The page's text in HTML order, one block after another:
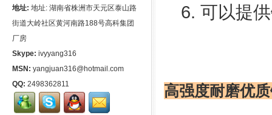
地址: 地址: 湖南省株洲市天元区泰山路
街道大岭社区黄河南路188号高科集团
厂房
Skype: ivyyang316
MSN: yangjuan316@hotmail.com
QQ: 2498362811
6. 可以提
高强度耐磨优质